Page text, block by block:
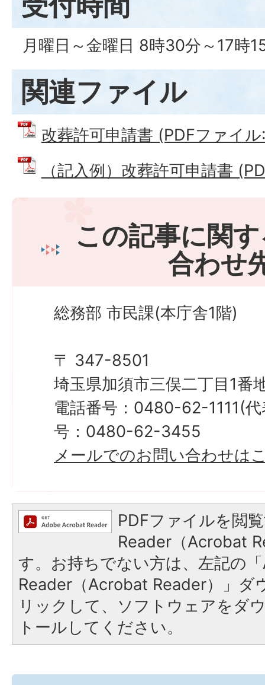
月曜日～金曜日 8時30分～17時
関連ファイル
改葬許可申請書 (PDFファイ
（記入例）改葬許可申請書
この記事に関
合わせ
総務部 市民課(本庁舎1階)
〒 347-8501
埼玉県加須市三俣二丁目1番
電話番号：0480-62-1111(
号：0480-62-3455
メールでのお問い合わせは
PDFファイルを閲
Reader（Acrobat
す。お持ちでない方は、左記の
Reader（Acrobat Reader）」ダ
リックして、ソフトウェアをダ
トールしてください。